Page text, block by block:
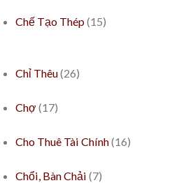
Chế Tạo Thép (15)
Chỉ Thêu(26)
Chợ (17)
Cho Thuê Tài Chính(16)
Chổi, Bàn Chải (7)